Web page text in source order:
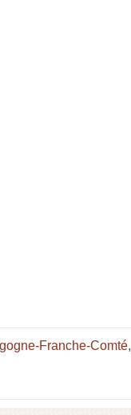
Franche-Comté,